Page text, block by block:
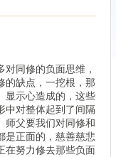
对同修的负面思维，
的缺点，一挖根，那
显示心造成的，这些
中对整体起到了间隔
师父要我们对同修和
是正面的，慈善慈悲
在努力修去那些负面